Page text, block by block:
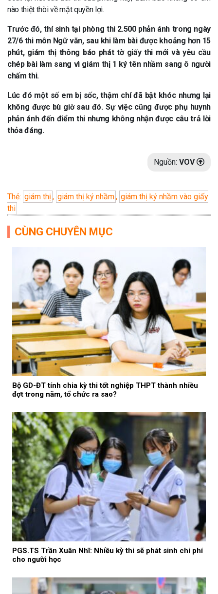
nào thiệt thòi về mặt quyền lợi.
Trước đó, thí sinh tại phòng thi 2.500 phản ánh trong ngày
27/6 thi môn Ngữ văn, sau khi làm bài được khoảng hơn 15
phút, giám thị thông báo phát tờ giấy thi mới và yêu cầu
chép bài làm sang vì giám thị 1 ký tên nhầm sang ô người
chấm thi.
Lúc đó một số em bị sốc, thậm chí đã bật khóc nhưng lại
không được bù giờ sau đó. Sự việc cũng được phụ huynh
phản ánh đến điểm thi nhưng không nhận được câu trả lời
thỏa đáng.
Nguồn: VOV
Thẻ: giám thị , giám thị ký nhầm, giám thị ký nhầm vào giấy
thi
CÙNG CHUYÊN MỤC
Bộ GD-ĐT tính chia kỳ thi tốt nghiệp THPT thành nhiều
đợt trong năm, tổ chức ra sao?
PGS.TS Trần Xuân Nhĩ: Nhiều kỳ thi sẽ phát sinh chi phí
cho người học